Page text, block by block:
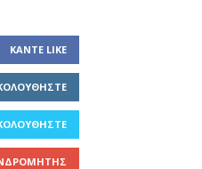
ΚΆΝΤΕ LIKE